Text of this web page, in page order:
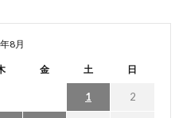
8月
金 土 日
1 2